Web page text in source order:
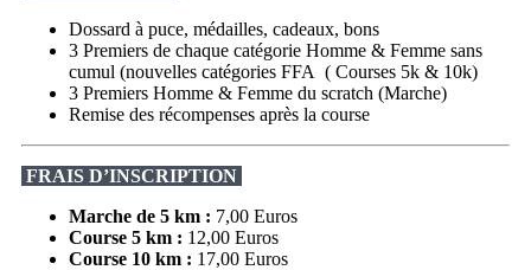
Dossard à puce, médailles, cadeaux, bons
3 Premiers de chaque catégorie Homme & Femme sans
cumul (nouvelles catégories FFA ( Courses 5k & 10k)
3 Premiers Homme & Femme du scratch (Marche)
Remise des récompenses après la course
FRAIS D’INSCRIPTION
Marche de 5 km : 7,00 Euros
Course 5 km : 12,00 Euros
Course 10 km : 17,00 Euros